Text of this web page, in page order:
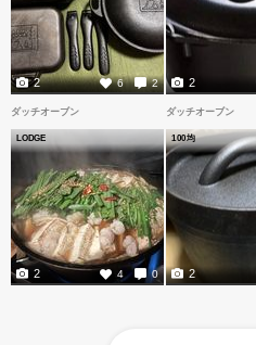
6 2
2 2
ダッチオーブン
LODGE
4 0
2
ダッチオーブン
100均
2